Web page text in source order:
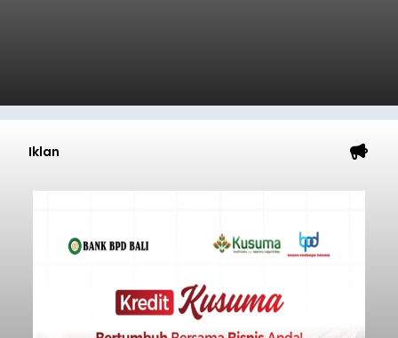
Iklan